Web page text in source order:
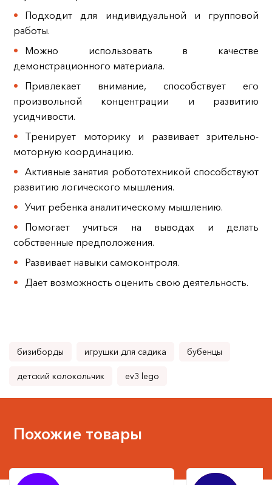
Подходит для индивидуальной и групповой
работы.
Можно использовать в качестве
демонстрационного материала.
Привлекает внимание, способствует его
произвольной концентрации и развитию
усидчивости.
Тренирует моторику и развивает зрительно-
моторную координацию.
Активные занятия робототехникой способствуют
развитию логического мышления.
Учит ребенка аналитическому мышлению.
Помогает учиться на выводах и делать
собственные предположения.
Развивает навыки самоконтроля.
Дает возможность оценить свою деятельность.
бизиборды игрушки для садика бубенцы
детский колокольчик ev3 lego
Похожие товары